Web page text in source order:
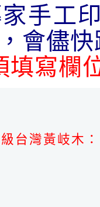
手工
會儘
填寫欄
台灣黃岐木